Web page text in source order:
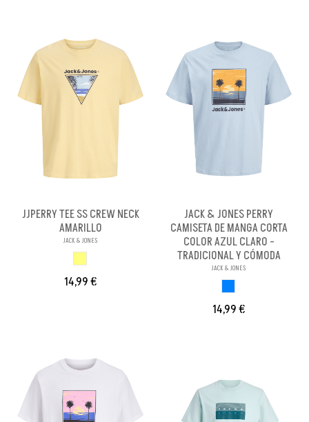
JJPERRY TEE SS CREW NECK
AMARILLO
JACK & JONES
14,99 €
JACK & JONES PERRY
CAMISETA DE MANGA CORTA
COLOR AZUL CLARO -
TRADICIONAL Y CÓMODA
JACK & JONES
14,99 €